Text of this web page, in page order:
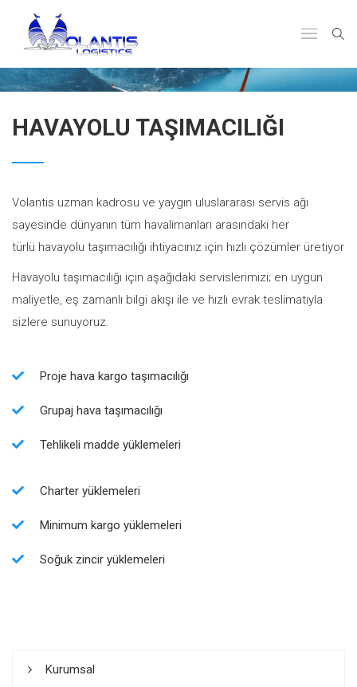
HAVAYOLU TAŞIMACILIĞI
Volantis uzman kadrosu ve yaygın uluslararası servis ağı
sayesinde dünyanın tüm havalimanları arasındaki her
türlü havayolu taşımacılığı ihtiyacınız için hızlı çözümler üretiyor
Havayolu taşımacılığı için aşağıdaki servislerimizi; en uygun
maliyetle, eş zamanlı bilgi akışı ile ve hızlı evrak teslimatıyla
sizlere sunuyoruz.
Proje hava kargo taşımacılığı
Grupaj hava taşımacılığı
Tehlikeli madde yüklemeleri
Charter yüklemeleri
Minimum kargo yüklemeleri
Soğuk zincir yüklemeleri
Kurumsal